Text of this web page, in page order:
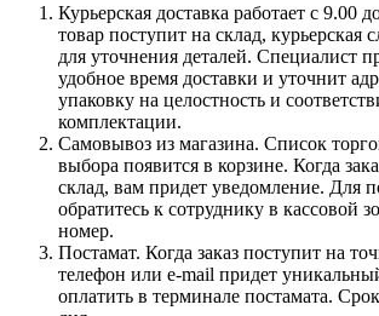
Курьерская доставка работает с 9.00
товар поступит на склад, курьерская
для уточнения деталей. Специалист
удобное время доставки и уточнит
упаковку на целостность и
комплектации.
Самовывоз из магазина. Список
выбора появится в корзине. Когда
склад, вам придет уведомление. Для
обратитесь к сотруднику в кассовой
номер.
Постамат. Когда заказ поступит на
телефон или e-mail придет
оплатить в терминале постамата.